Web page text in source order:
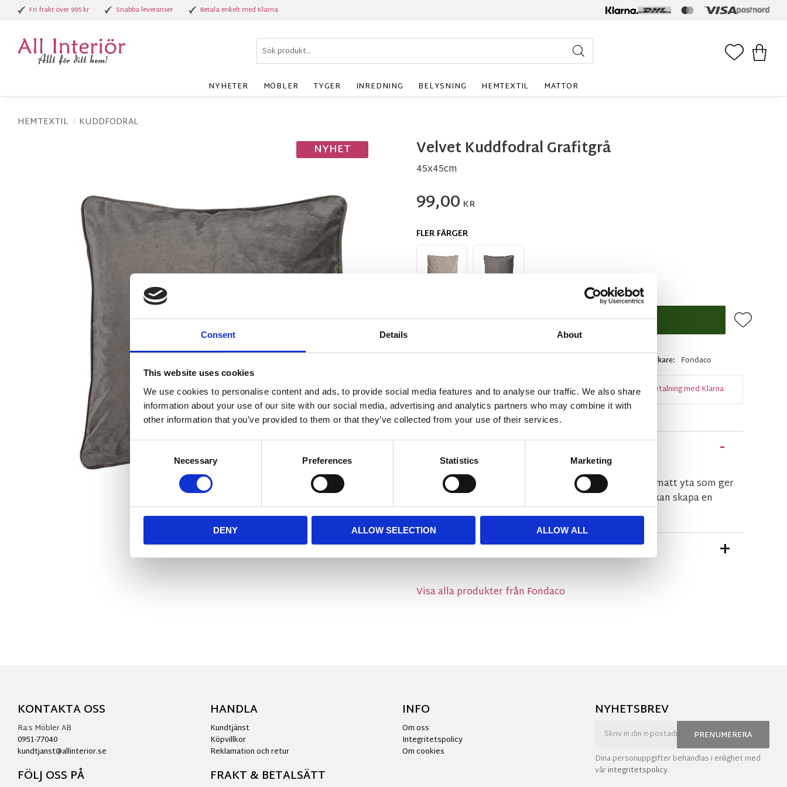
Consent Details About
This website uses cookies
We use cookies to personalise content and ads, to provide social media features and to analyse our traffic. We also share
information about your use of our site with our social media, advertising and analytics partners who may combine it with
other information that you’ve provided to them or that they’ve collected from your use of their services.
Selection
Necessary Preferences Statistics Marketing
DENY ALLOW SELECTION ALLOW ALL
Fri frakt över 995 kr Snabba leveranser Betala enkelt med Klarna
NYHETER MÖBLER TYGER INREDNING BELYSNING HEMTEXTIL MATTOR
HEMTEXTIL KUDDFODRAL
Velvet Kuddfodral Grafitgrå
45x45cm
NYHET
99,00 KR
FLER FÄRGER
KÖP Lägg till i
Tillverkare Fondaco
Fri frakt över 995kr Snabba leveranser Enkel betalning med Klarna
Ett sammetskuddfodral i grafitgrå med en distinkt matt yta som ger
dem ett tidlöst och sofistikerat utseende. Sammet kan skapa en
känsla av både lyx och ombonat.
MÅTT OCH SPECIFIKATIONER
Visa alla produkter från Fondaco
KONTAKTA OSS
Ra:s Möbler AB
0951-77040
kundtjanst@allinterior.se
FÖLJ OSS PÅ
HANDLA
Kundtjänst
Köpvillkor
Reklamation och retur
FRAKT & BETALSÄTT
INFO
Om oss
Integritetspolicy
Om cookies
NYHETSBREV
PRENUMERERA
Dina personuppgifter behandlas i enlighet med
vårintegritetspolicy.